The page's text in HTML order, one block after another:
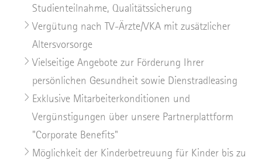
Studienteilnahme, Qualitätssicherung
Vergütung nach TV-Ärzte/VKA mit zusätzlicher
Altersvorsorge
Vielseitige Angebote zur Förderung Ihrer
persönlichen Gesundheit sowie Dienstradleasing
Exklusive Mitarbeiterkonditionen und
Vergünstigungen über unsere Partnerplattform
"Corporate Benefits"
Möglichkeit der Kinderbetreuung für Kinder bis zu